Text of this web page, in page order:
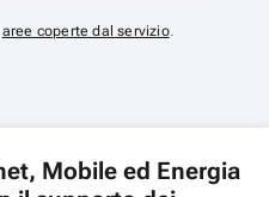
aree coperte dal servizio.
Mobile ed Energia